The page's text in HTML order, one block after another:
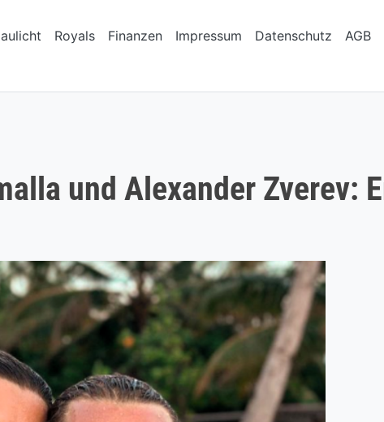
Royals Finanzen Impressum Datenschutz AGB
und Alexander Zverev: